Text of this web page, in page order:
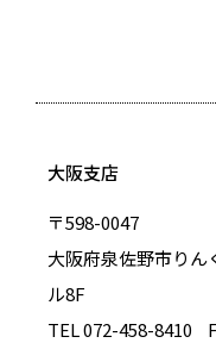
大阪支店
〒598-0047
大阪府泉佐野市り
ル8F
TEL 072-458-8410